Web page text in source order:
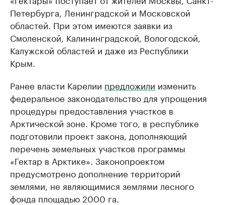
Петербурга, Ленинградской и Московской
областей. При этом имеются заявки из
Смоленской, Калининградской, Вологодской,
Калужской областей и даже из Республики
Крым.
Ранее власти Карелии предложили изменить
федеральное законодательство для упрощения
процедуры предоставления участков в
Арктической зоне. Кроме того, в республике
подготовили проект закона, дополняющий
перечень земельных участков программы
«Гектар в Арктике». Законопроектом
предусмотрено дополнение территорий
землями, не являющимися землями лесного
фонда площадью 2000 га.